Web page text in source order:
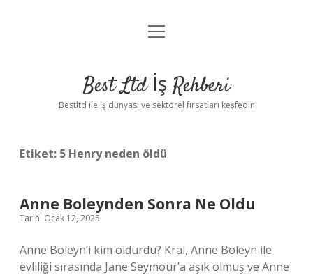
Anasayfa
Yasal Uyarı
menüyü
Best Ltd İş Rehberi
Bestltd ile iş dünyası ve sektörel fırsatları keşfedin
Etiket: 5 Henry neden öldü
Anne Boleynden Sonra Ne Oldu
Tarih: Ocak 12, 2025
Anne Boleyn’i kim öldürdü? Kral, Anne Boleyn ile
evliliği sırasında Jane Seymour’a aşık olmuş ve Anne